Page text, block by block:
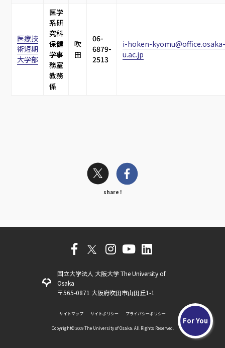
For You
医療技
術短期
大学部
医学
系研
究科
保健
学事
務室
教務
係
吹
田
06-
6879-
2513
i-hoken-kyomu@office.osaka-
u.ac.jp
share !
国立大学法人 大阪大学 The University of
Osaka
〒565-0871 大阪府吹田市山田丘1-1
サイトマップ サイトポリシー プライバシーポリシー
Copyright©️ 2009 The University of Osaka. All Rights Reserved.